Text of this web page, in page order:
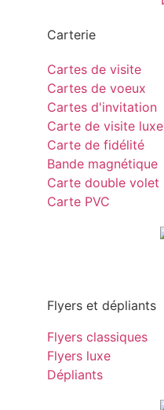
Carterie
Cartes de visite
Cartes de voeux
Cartes d'invitation
Carte de visite luxe
Carte de fidélité
Bande magnétique
Carte double volet
Carte PVC
Flyers et dépliants
Flyers classiques
Flyers luxe
Dépliants